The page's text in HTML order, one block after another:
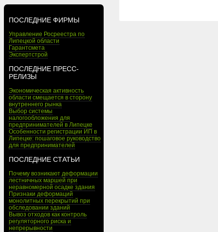
ПОСЛЕДНИЕ ФИРМЫ
Управление Росреестра по
Липецкой области
Гарантсмета
Экспертстрой
ПОСЛЕДНИЕ ПРЕСС-
РЕЛИЗЫ
Экономическая активность
области смещается в сторону
внутреннего рынка
Выбор системы
налогообложения для
предпринимателей в Липецке
Особенности регистрации ИП в
Липецке: пошаговое руководство
для предпринимателей
ПОСЛЕДНИЕ СТАТЬИ
Почему возникают деформации
лестничных маршей при
неравномерной осадке здания
Признаки деформаций
монолитных перекрытий при
обследовании зданий
Вывоз отходов как контроль
регуляторного риска и
непрерывности